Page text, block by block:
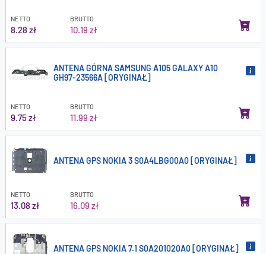
NETTO
8.28 zł
BRUTTO
10.19 zł
ANTENA GÓRNA SAMSUNG A105 GALAXY A10
GH97-23566A [ORYGINAŁ]
NETTO
9.75 zł
BRUTTO
11.99 zł
ANTENA GPS NOKIA 3 S0A4LBG00A0 [ORYGINAŁ]
NETTO
13.08 zł
BRUTTO
16.09 zł
ANTENA GPS NOKIA 7.1 S0A201020A0 [ORYGINAŁ]